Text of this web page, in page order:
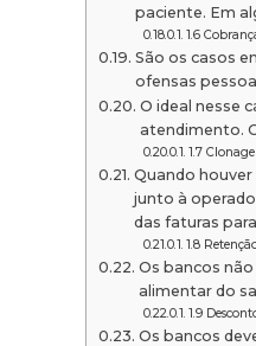
paciente. Em
1.6
São os casos
ofensas
O ideal nesse
atendimento.
1.7
Quando
junto à
das faturas
1.8
Os bancos
alimentar do
1.9
Os bancos